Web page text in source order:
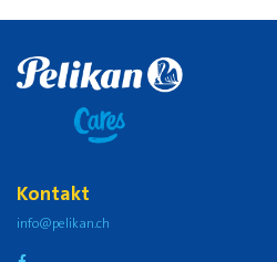
Kontakt
info@pelikan.ch